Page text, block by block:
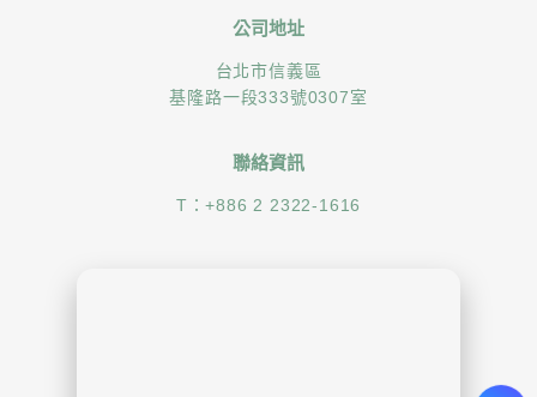
公司地址
台北市信義區
基隆路一段333號0307室
聯絡資訊
T：+886 2 2322-1616